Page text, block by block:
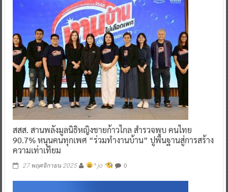
สสส. สานพลังมูลนิธิหญิงชายก้าวไกล สำรวจพบ คนไทย
90.7% หนุนคนทุกเพศ “ร่วมทำงานบ้าน” ปูพื้นฐานสู่การสร้าง
ความเท่าเทียม
27 พฤศจิกายน 2025 ^ jo ^ 0